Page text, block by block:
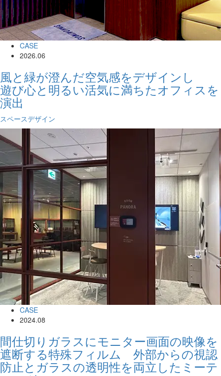
CASE
2026.06
風と緑が澄んだ空気感をデザインし
遊び心と明るい活気に満ちたオフィスを
演出
スペースデザイン
CASE
2024.08
間仕切りガラスにモニター画面の映像を
遮断する特殊フィルム 外部からの視認
防止とガラスの透明性を両立したミーテ